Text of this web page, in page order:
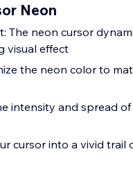
Neon
The neon cursor
visual effect
the neon color to
intensity and spread
cursor into a vivid trail